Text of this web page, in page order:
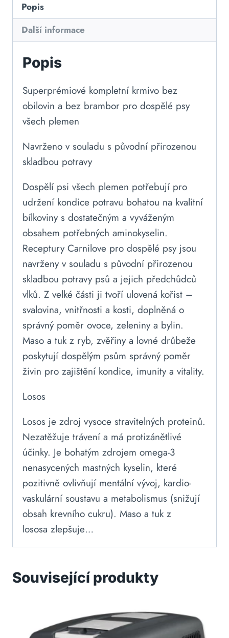
Popis
Další informace
Popis
Superprémiové kompletní krmivo bez
obilovin a bez brambor pro dospělé psy
všech plemen
Navrženo v souladu s původní přirozenou
skladbou potravy
Dospělí psi všech plemen potřebují pro
udržení kondice potravu bohatou na kvalitní
bílkoviny s dostatečným a vyváženým
obsahem potřebných aminokyselin.
Receptury Carnilove pro dospělé psy jsou
navrženy v souladu s původní přirozenou
skladbou potravy psů a jejich předchůdců
vlků. Z velké části ji tvoří ulovená kořist –
svalovina, vnitřnosti a kosti, doplněná o
správný poměr ovoce, zeleniny a bylin.
Maso a tuk z ryb, zvěřiny a lovné drůbeže
poskytují dospělým psům správný poměr
živin pro zajištění kondice, imunity a vitality.
Losos
Losos je zdroj vysoce stravitelných proteinů.
Nezatěžuje trávení a má protizánětlivé
účinky. Je bohatým zdrojem omega-3
nenasycených mastných kyselin, které
pozitivně ovlivňují mentální vývoj, kardio-
vaskulární soustavu a metabolismus (snižují
obsah krevního cukru). Maso a tuk z
lososa zlepšuje…
Související produkty